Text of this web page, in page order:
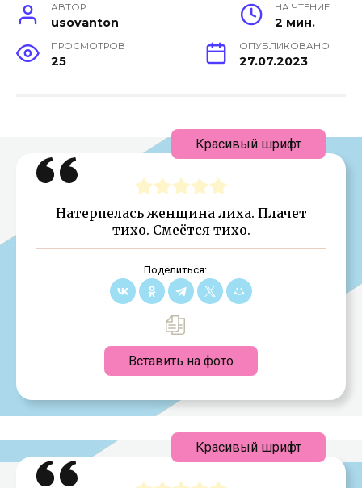
АВТОР
usovanton
НА ЧТЕНИЕ
2 мин.
ПРОСМОТРОВ
25
ОПУБЛИКОВАНО
27.07.2023
Натерпелась женщина лиха. Плачет
тихо. Смеётся тихо.
Поделиться:
Вставить на фото
Красивый шрифт
Красивый шрифт